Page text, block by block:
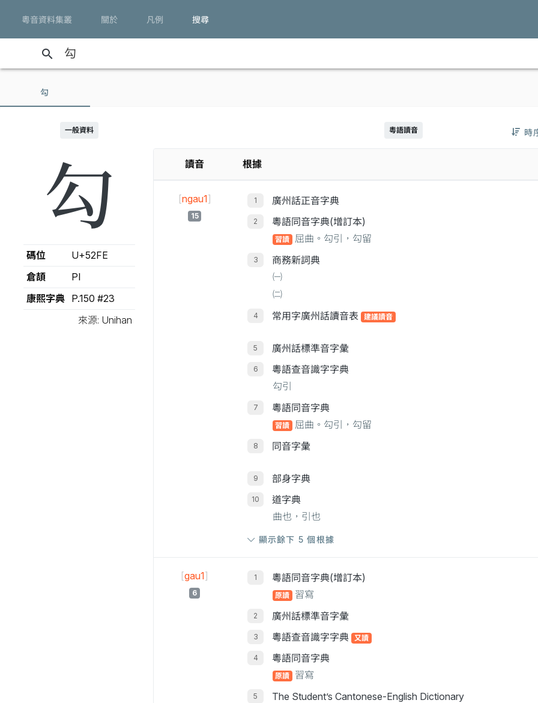
粵音資料集叢 關於 凡例 搜尋
search
勾
一般資料
勾
碼位
U+52FE
倉頡
PI
康熙字典
P.150 #23
來源: Unihan
粵語讀音 時
讀音 根據
[ngau1]
15
廣州話正音字典
粵語同音字典(增訂本)
習讀
屈曲。勾引，勾留
商務新詞典
㈠
㈡
常用字廣州話讀音表 建議讀音
廣州話標準音字彙
粵語查音識字字典
勾引
粵語同音字典
習讀
屈曲。勾引，勾留
同音字彙
部身字典
道字典
曲也，引也
顯示餘下 5 個根據
[gau1]
6
粵語同音字典(增訂本)
原讀
習寫
廣州話標準音字彙
粵語查音識字字典 又讀
粵語同音字典
原讀
習寫
The Student’s Cantonese-English Dictionary